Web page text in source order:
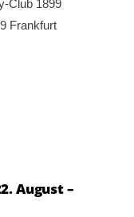
Club 1899
Frankfurt
August –